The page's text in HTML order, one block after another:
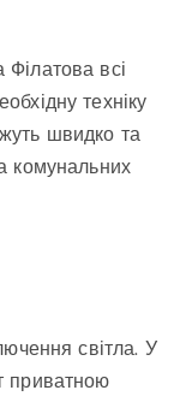
всі
техніку
швидко та
комунальних
світла. У
приватною